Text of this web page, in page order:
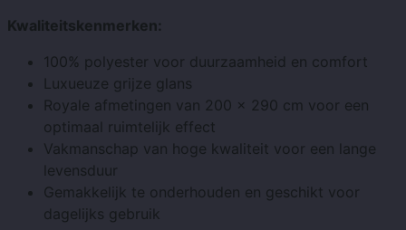
Kwaliteitskenmerken:
100% polyester voor duurzaamheid en comfort
Luxueuze grijze glans
Royale afmetingen van 200 × 290 cm voor een
optimaal ruimtelijk effect
Vakmanschap van hoge kwaliteit voor een lange
levensduur
Gemakkelijk te onderhouden en geschikt voor
dagelijks gebruik